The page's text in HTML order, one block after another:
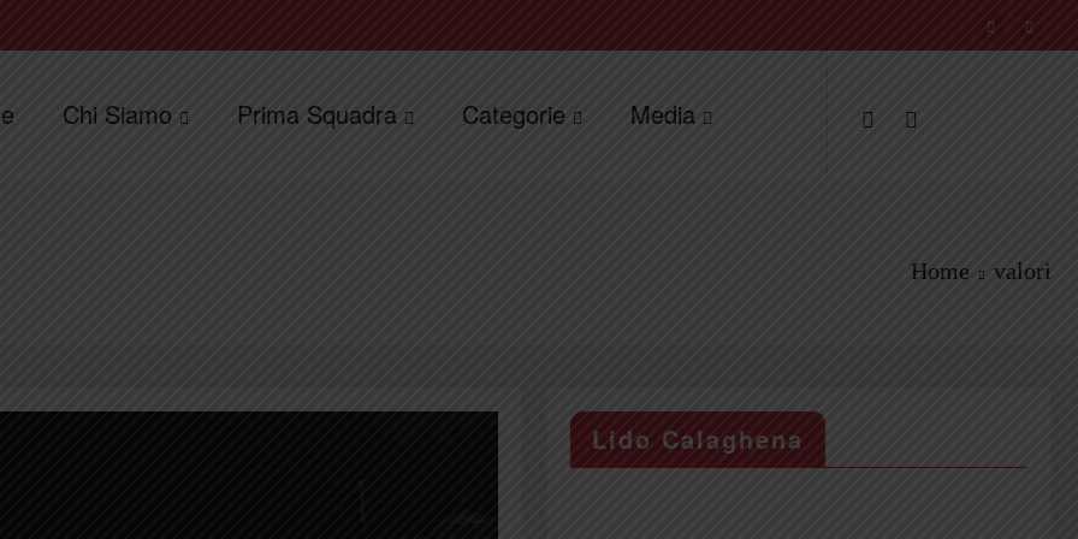
Chi Siamo Prima Squadra Categorie Media
Home valori
Lido Calaghena